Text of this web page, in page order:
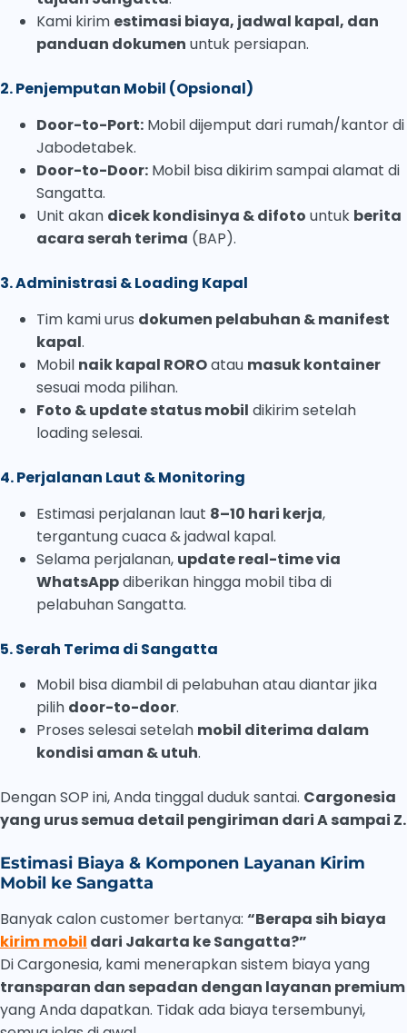
Kami kirim estimasi biaya, jadwal kapal, dan
panduan dokumen untuk persiapan.
2. Penjemputan Mobil (Opsional)
Door-to-Port: Mobil dijemput dari rumah/kantor di
Jabodetabek.
Door-to-Door: Mobil bisa dikirim sampai alamat di
Sangatta.
Unit akan dicek kondisinya & difoto untuk berita
acara serah terima (BAP).
3. Administrasi & Loading Kapal
Tim kami urus dokumen pelabuhan & manifest
kapal.
Mobil naik kapal ROROatau masuk kontainer
sesuai moda pilihan.
Foto & update status mobil dikirim setelah
loading selesai.
4. Perjalanan Laut & Monitoring
Estimasi perjalanan laut 8–10 hari kerja,
tergantung cuaca & jadwal kapal.
Selama perjalanan, update real-time via
WhatsAppdiberikan hingga mobil tiba di
pelabuhan Sangatta.
5. Serah Terima di Sangatta
Mobil bisa diambil di pelabuhan atau diantar jika
pilih door-to-door.
Proses selesai setelah mobil diterima dalam
kondisi aman & utuh.
Dengan SOP ini, Anda tinggal duduk santai. Cargonesia
yang urus semua detail pengiriman dari A sampai Z.
Estimasi Biaya & Komponen Layanan Kirim
Mobil ke Sangatta
Banyak calon customer bertanya: “Berapa sih biaya
kirim mobil dari Jakarta ke Sangatta?”
Di Cargonesia, kami menerapkan sistem biaya yang
transparan dan sepadan dengan layanan premium
yang Anda dapatkan. Tidak ada biaya tersembunyi,